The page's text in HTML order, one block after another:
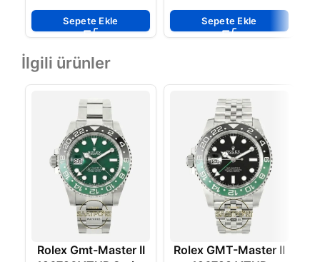
Sepete Ekle Sepete Ekle
İlgili ürünler
Rolex Gmt-Master II
Rolex GMT-Master II